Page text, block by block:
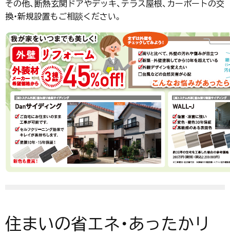
その他、断熱玄関ドアやデッキ、テラス屋根、カーポートの交
換・新規設置もご相談ください。
住まいの省エネ・あったかリ